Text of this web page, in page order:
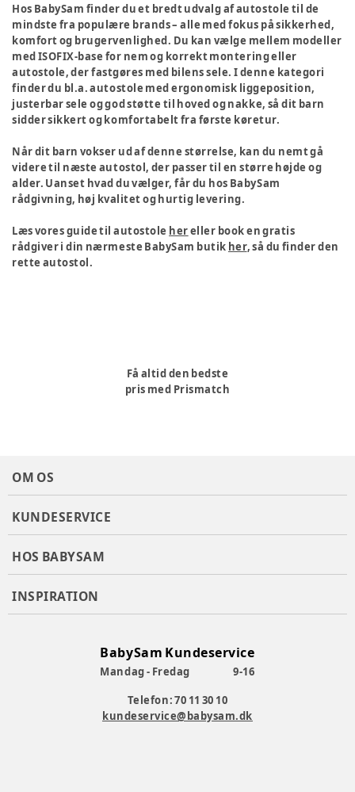
Hos BabySam finder du et bredt udvalg af autostole til de
mindste fra populære brands – alle med fokus på sikkerhed,
komfort og brugervenlighed. Du kan vælge mellem modeller
med ISOFIX-base for nem og korrekt montering eller
autostole, der fastgøres med bilens sele. I denne kategori
finder du bl.a. autostole med ergonomisk liggeposition,
justerbar sele og god støtte til hoved og nakke, så dit barn
sidder sikkert og komfortabelt fra første køretur.
Når dit barn vokser ud af denne størrelse, kan du nemt gå
videre til næste autostol, der passer til en større højde og
alder. Uanset hvad du vælger, får du hos BabySam
rådgivning, høj kvalitet og hurtig levering.
Læs vores guide til autostole hereller book en gratis
rådgiver i din nærmeste BabySam butik her, så du finder den
rette autostol.
Få altid den bedste
pris med Prismatch
OM OS
KUNDESERVICE
HOS BABYSAM
INSPIRATION
BabySam Kundeservice
Mandag - Fredag
9-16
Telefon: 70 11 30 10
kundeservice@babysam.dk